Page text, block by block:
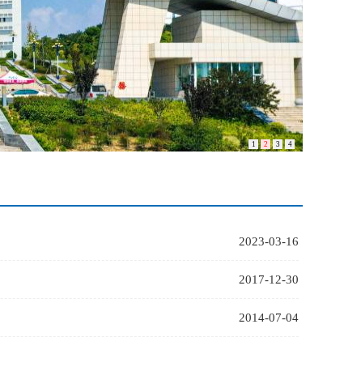
1 2 3 4
2023-03-16
2017-12-30
2014-07-04